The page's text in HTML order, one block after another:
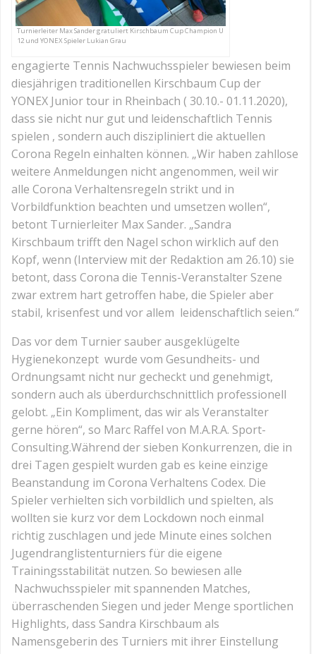
Turnierleiter Max Sander gratuliert Kirschbaum Cup Champion U
12 und YONEX Spieler Lukian Grau
engagierte Tennis Nachwuchsspieler bewiesen beim
diesjährigen traditionellen Kirschbaum Cup der
YONEX Junior tour in Rheinbach ( 30.10.- 01.11.2020),
dass sie nicht nur gut und leidenschaftlich Tennis
spielen , sondern auch diszipliniert die aktuellen
Corona Regeln einhalten können. „Wir haben zahllose
weitere Anmeldungen nicht angenommen, weil wir
alle Corona Verhaltensregeln strikt und in
Vorbildfunktion beachten und umsetzen wollen“,
betont Turnierleiter Max Sander. „Sandra
Kirschbaum trifft den Nagel schon wirklich auf den
Kopf, wenn (Interview mit der Redaktion am 26.10) sie
betont, dass Corona die Tennis-Veranstalter Szene
zwar extrem hart getroffen habe, die Spieler aber
stabil, krisenfest und vor allem leidenschaftlich seien.“
Das vor dem Turnier sauber ausgeklügelte
Hygienekonzept wurde vom Gesundheits- und
Ordnungsamt nicht nur gecheckt und genehmigt,
sondern auch als überdurchschnittlich professionell
gelobt. „Ein Kompliment, das wir als Veranstalter
gerne hören“, so Marc Raffel von M.A.R.A. Sport-
Consulting.Während der sieben Konkurrenzen, die in
drei Tagen gespielt wurden gab es keine einzige
Beanstandung im Corona Verhaltens Codex. Die
Spieler verhielten sich vorbildlich und spielten, als
wollten sie kurz vor dem Lockdown noch einmal
richtig zuschlagen und jede Minute eines solchen
Jugendranglistenturniers für die eigene
Trainingsstabilität nutzen. So bewiesen alle
Nachwuchsspieler mit spannenden Matches,
überraschenden Siegen und jeder Menge sportlichen
Highlights, dass Sandra Kirschbaum als
Namensgeberin des Turniers mit ihrer Einstellung